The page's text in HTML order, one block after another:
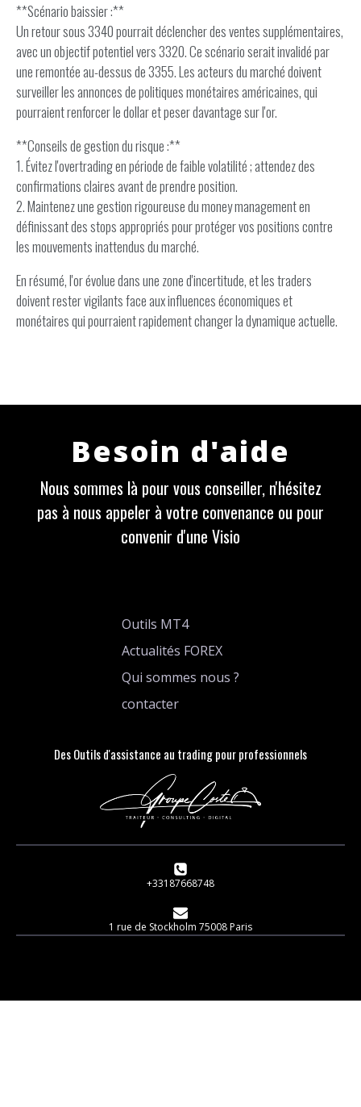
**Scénario baissier :**
Un retour sous 3340 pourrait déclencher des ventes supplémentaires,
avec un objectif potentiel vers 3320. Ce scénario serait invalidé par
une remontée au-dessus de 3355. Les acteurs du marché doivent
surveiller les annonces de politiques monétaires américaines, qui
pourraient renforcer le dollar et peser davantage sur l'or.
**Conseils de gestion du risque :**
1. Évitez l'overtrading en période de faible volatilité ; attendez des
confirmations claires avant de prendre position.
2. Maintenez une gestion rigoureuse du money management en
définissant des stops appropriés pour protéger vos positions contre
les mouvements inattendus du marché.
En résumé, l'or évolue dans une zone d'incertitude, et les traders
doivent rester vigilants face aux influences économiques et
monétaires qui pourraient rapidement changer la dynamique actuelle.
Besoin d'aide
Nous sommes là pour vous conseiller, n'hésitez
pas à nous appeler à votre convenance ou pour
convenir d'une Visio
Outils MT4
Actualités FOREX
Qui sommes nous ?
contacter
Des Outils d'assistance au trading pour professionnels
+33187668748
1 rue de Stockholm 75008 Paris